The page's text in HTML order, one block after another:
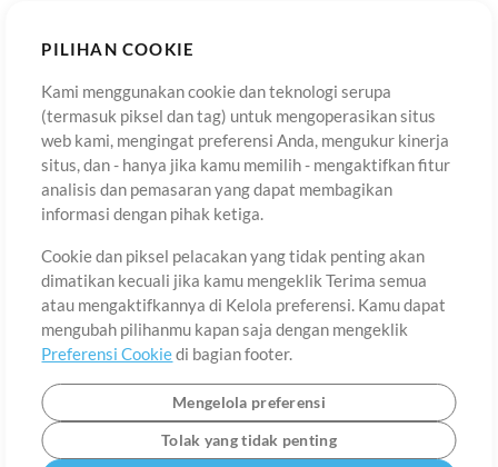
PILIHAN COOKIE
Kami menggunakan cookie dan teknologi serupa
(termasuk piksel dan tag) untuk mengoperasikan situs
web kami, mengingat preferensi Anda, mengukur kinerja
situs, dan - hanya jika kamu memilih - mengaktifkan fitur
analisis dan pemasaran yang dapat membagikan
informasi dengan pihak ketiga.
Cookie dan piksel pelacakan yang tidak penting akan
dimatikan kecuali jika kamu mengeklik Terima semua
atau mengaktifkannya di Kelola preferensi. Kamu dapat
mengubah pilihanmu kapan saja dengan mengeklik
Preferensi Cookiedi bagian footer.
Mengelola preferensi
Tolak yang tidak penting
DaftarLupa Kata Sandi? Masuk
Tentang Ketentuan Penggunaan Kebijakan Privasi
©2006-2026 oleh MultiTracks.com LLC. Semua Hak Cipta Dilindungi
Undang-Undang.